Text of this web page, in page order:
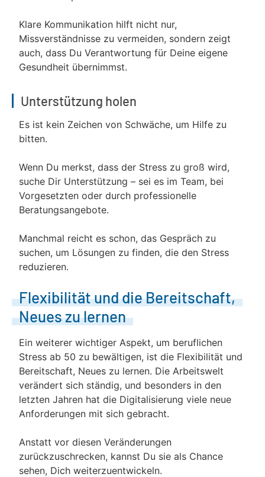
Klare Kommunikation hilft nicht nur,
Missverständnisse zu vermeiden, sondern zeigt
auch, dass Du Verantwortung für Deine eigene
Gesundheit übernimmst.
Unterstützung holen
Es ist kein Zeichen von Schwäche, um Hilfe zu
bitten.
Wenn Du merkst, dass der Stress zu groß wird,
suche Dir Unterstützung – sei es im Team, bei
Vorgesetzten oder durch professionelle
Beratungsangebote.
Manchmal reicht es schon, das Gespräch zu
suchen, um Lösungen zu finden, die den Stress
reduzieren.
Flexibilität und die Bereitschaft,
Neues zu lernen
Ein weiterer wichtiger Aspekt, um beruflichen
Stress ab 50 zu bewältigen, ist die Flexibilität und
Bereitschaft, Neues zu lernen. Die Arbeitswelt
verändert sich ständig, und besonders in den
letzten Jahren hat die Digitalisierung viele neue
Anforderungen mit sich gebracht.
Anstatt vor diesen Veränderungen
zurückzuschrecken, kannst Du sie als Chance
sehen, Dich weiterzuentwickeln.